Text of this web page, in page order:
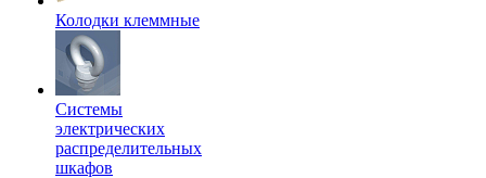
Колодки клеммные
Системы
электрических
распределительных
шкафов